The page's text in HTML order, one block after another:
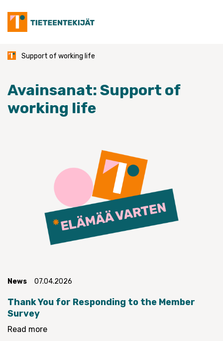
content
Support of working life
Avainsanat:Support of
working life
News 07.04.2026
Thank You for Responding to the Member
Survey
Read more